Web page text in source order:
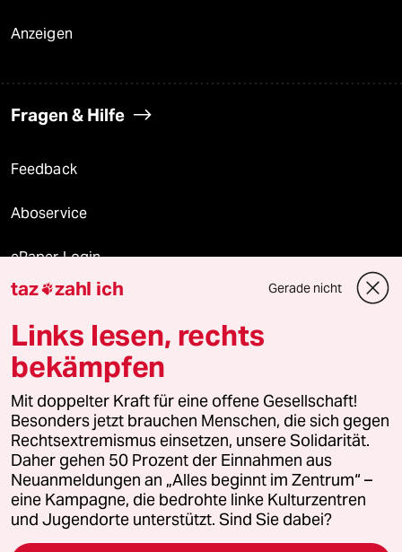
Anzeigen
Fragen & Hilfe
Feedback
Aboservice
ePaper Login
Downloads für Abonnierende
© 2026 taz Verlags und Vertriebs GmbH
Alle Rechte vorbehalten. Bei rechtlichen Fragen oder für Genehmigungen
wenden Sie sich bitte an lizenzen@taz.de
Feedback Redaktionsstatut Kommune-Richtlinien
Leitlinie Informant Datenschutz Impressum AGB
taz zahl ich Gerade nicht
Links lesen, rechts
bekämpfen
Mit doppelter Kraft für eine offene Gesellschaft!
Besonders jetzt brauchen Menschen, die sich gegen
Rechtsextremismus einsetzen, unsere Solidarität.
Daher gehen 50 Prozent der Einnahmen aus
Neuanmeldungen an „Alles beginnt im Zentrum“ –
eine Kampagne, die bedrohte linke Kulturzentren
und Jugendorte unterstützt. Sind Sie dabei?